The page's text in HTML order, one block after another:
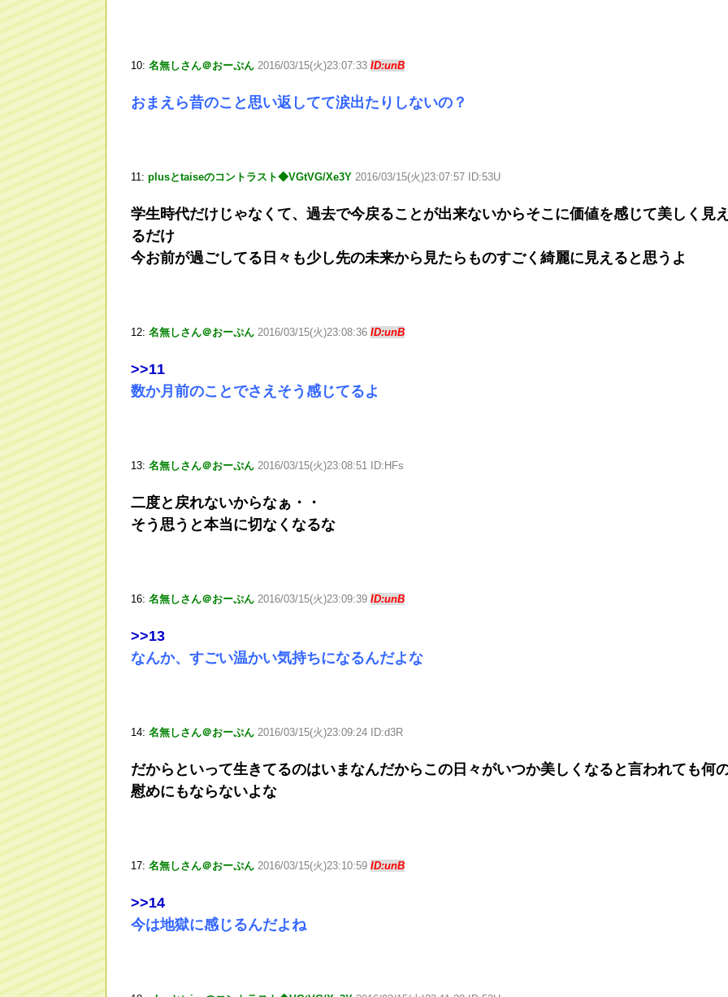
10: 名無しさん＠おーぷん 2016/03/15(火)23:07:33 ID:unB
おまえら昔のこと思い返してて涙出たりしないの？
11: plusとtaiseのコントラスト◆VGtVG/Xe3Y 2016/03/15(火)23:07:57 ID:53U
学生時代だけじゃなくて、過去で今戻ることが出来ないからそこに価値を感じて美しく見
るだけ
今お前が過ごしてる日々も少し先の未来から見たらものすごく綺麗に見えると思うよ
12: 名無しさん＠おーぷん 2016/03/15(火)23:08:36 ID:unB
>>11
数か月前のことでさえそう感じてるよ
13: 名無しさん＠おーぷん 2016/03/15(火)23:08:51 ID:HFs
二度と戻れないからなぁ・・
そう思うと本当に切なくなるな
16: 名無しさん＠おーぷん 2016/03/15(火)23:09:39 ID:unB
>>13
なんか、すごい温かい気持ちになるんだよな
14: 名無しさん＠おーぷん 2016/03/15(火)23:09:24 ID:d3R
だからといって生きてるのはいまなんだからこの日々がいつか美しくなると言われても何
慰めにもならないよな
17: 名無しさん＠おーぷん 2016/03/15(火)23:10:59 ID:unB
>>14
今は地獄に感じるんだよね